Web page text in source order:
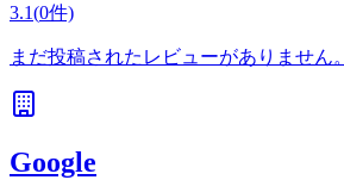
3.1(0件)
まだ投稿されたレビューがありません。
Google